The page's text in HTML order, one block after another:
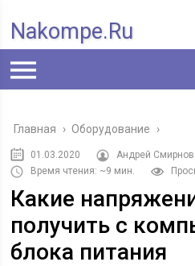
Nakompe.ru
Главная › Оборудование ›
01.03.2020
Андрей Смирнов
Время чтения: ~9 мин.
Какие
получить с
блока питания